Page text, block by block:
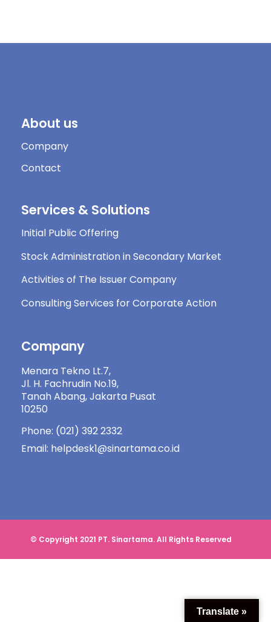
About us
Company
Contact
Services & Solutions
Initial Public Offering
Stock Administration in Secondary Market
Activities of The Issuer Company
Consulting Services for Corporate Action
Company
Menara Tekno Lt.7,
Jl. H. Fachrudin No.19,
Tanah Abang, Jakarta Pusat
10250
Phone: (021) 392 2332
Email: helpdesk1@sinartama.co.id
© Copyright 2021 PT. Sinartama. All Rights Reserved
Translate »